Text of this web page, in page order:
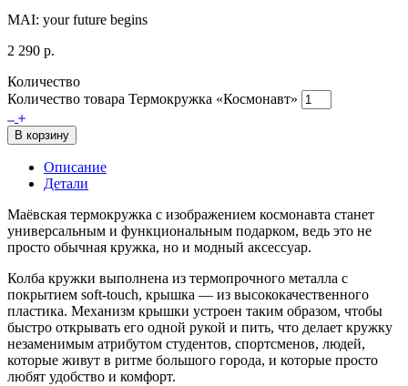
MAI: your future begins
2 290 р.
Количество
Количество товара Термокружка «Космонавт»
В корзину
Описание
Детали
Маёвская термокружка с изображением космонавта станет
универсальным и функциональным подарком, ведь это не
просто обычная кружка, но и модный аксессуар.
Колба кружки выполнена из термопрочного металла с
покрытием soft-touch, крышка — из высококачественного
пластика. Механизм крышки устроен таким образом, чтобы
быстро открывать его одной рукой и пить, что делает кружку
незаменимым атрибутом студентов, спортсменов, людей,
которые живут в ритме большого города, и которые просто
любят удобство и комфорт.